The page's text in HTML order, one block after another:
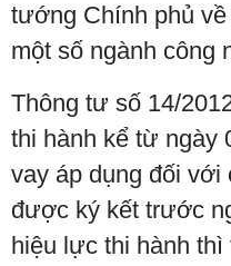
tướng Chính phủ
một số ngành công
Thông tư số 14/
thi hành kể từ ngày
vay áp dụng đối với
được ký kết trước
hiệu lực thi hành